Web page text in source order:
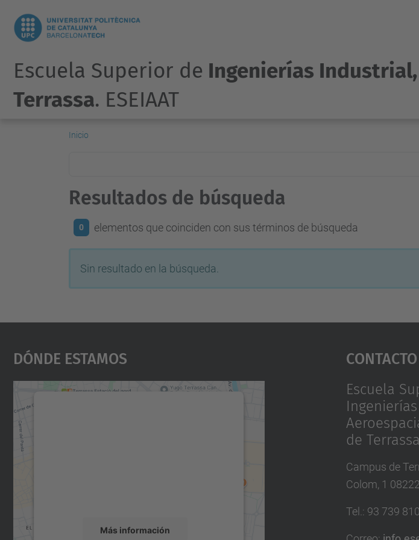
Escuela Superior de Ingenierías
Terrassa. ESEIAAT
Inicio
Resultados de búsqueda
0 elementos que coinciden con sus términos de búsqueda
Sin resultado en la búsqueda.
Dónde Estamos
Más información
Contacto
Escuela
de Terrassa
Campus de
Colom, 1
Tel. : 93 739